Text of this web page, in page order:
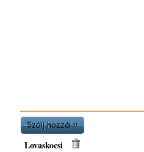
Lovaskocsi